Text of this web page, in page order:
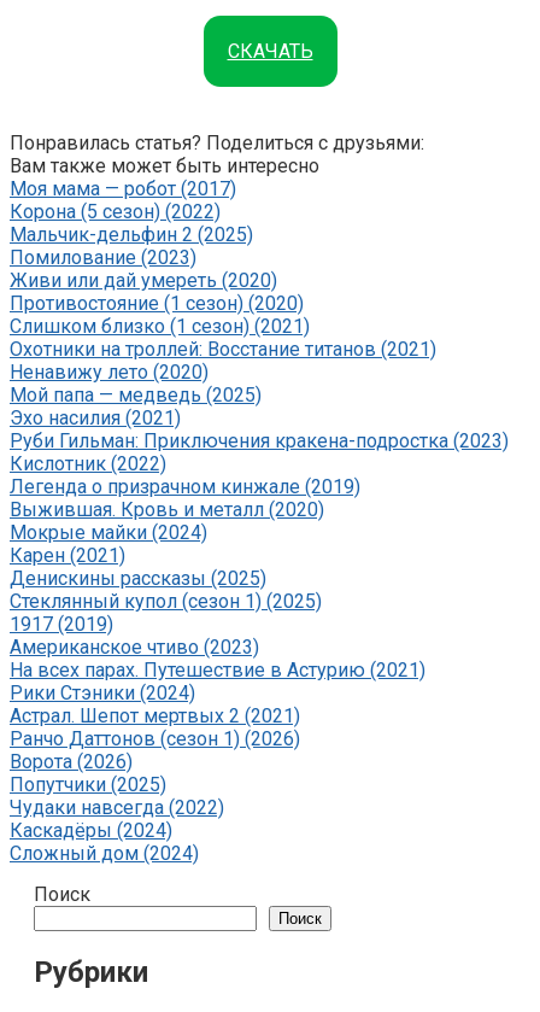
СКАЧАТЬ
Понравилась статья? Поделиться с друзьями:
Вам также может быть интересно
Моя мама — робот (2017)
Корона (5 сезон) (2022)
Мальчик-дельфин 2 (2025)
Помилование (2023)
Живи или дай умереть (2020)
Противостояние (1 сезон) (2020)
Слишком близко (1 сезон) (2021)
Охотники на троллей: Восстание титанов (2021)
Ненавижу лето (2020)
Мой папа — медведь (2025)
Эхо насилия (2021)
Руби Гильман: Приключения кракена-подростка (2023)
Кислотник (2022)
Легенда о призрачном кинжале (2019)
Выжившая. Кровь и металл (2020)
Мокрые майки (2024)
Карен (2021)
Денискины рассказы (2025)
Стеклянный купол (сезон 1) (2025)
1917 (2019)
Американское чтиво (2023)
На всех парах. Путешествие в Астурию (2021)
Рики Стэники (2024)
Астрал. Шепот мертвых 2 (2021)
Ранчо Даттонов (сезон 1) (2026)
Ворота (2026)
Попутчики (2025)
Чудаки навсегда (2022)
Каскадёры (2024)
Сложный дом (2024)
Поиск
Поиск
Рубрики